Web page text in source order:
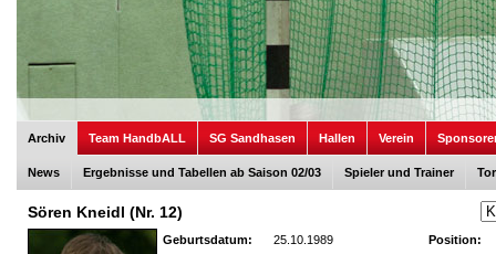
Archiv Team HandbALL SG Sandhasen Hallen Verein
News Ergebnisse und Tabellen ab Saison 02/03 Spieler und Trainer
Sören Kneidl (Nr. 12)
Geburtsdatum:
25.10.1989
Position: